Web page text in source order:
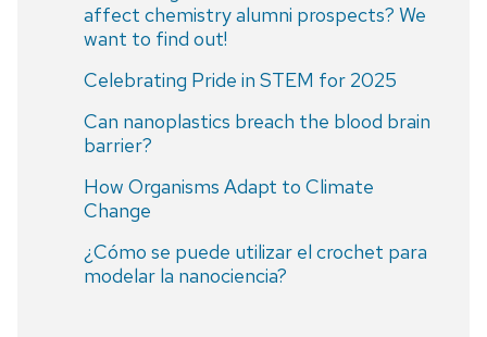
affect chemistry alumni prospects? We
want to find out!
Celebrating Pride in STEM for 2025
Can nanoplastics breach the blood brain
barrier?
How Organisms Adapt to Climate
Change
¿Cómo se puede utilizar el crochet para
modelar la nanociencia?